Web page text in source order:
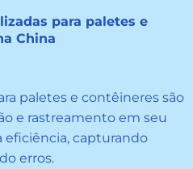
para paletes e
China
paletes e contêineres são
e rastreamento em seu
eficiência, capturando
erros.